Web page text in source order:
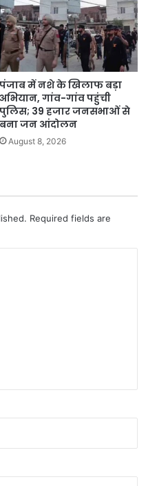
पंजाब में नशे के खिलाफ बड़ा
अभियान, गांव-गांव पहुंची
पुलिस; 39 हजार जनसभाओं से
बना जन आंदोलन
August 8, 2026
Required fields are